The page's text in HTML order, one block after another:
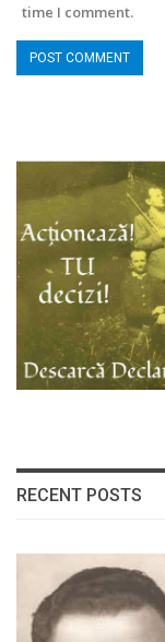
time I comment.
RECENT POSTS